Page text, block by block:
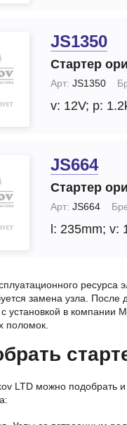
JS1350
Стартер
Арт: JS1350
v: 12V; p:
JS664
Стартер
Арт: JS664
l: 235mm; v:
ресурса
замена узла.
установкой в компании
поломок.
LTD можно подобрать